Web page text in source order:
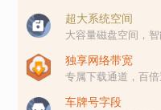
超大系统空间
大容量磁盘空间，
独享网络带宽
专属下载通道，百
车牌号字段